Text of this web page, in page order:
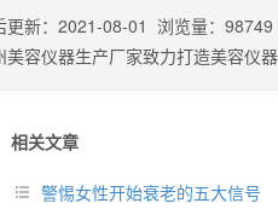
新： 2021-08-01 浏览量： 98749
美容仪器生产厂家致力打造美容仪
相关文章
警惕女性开始衰老的五大信号